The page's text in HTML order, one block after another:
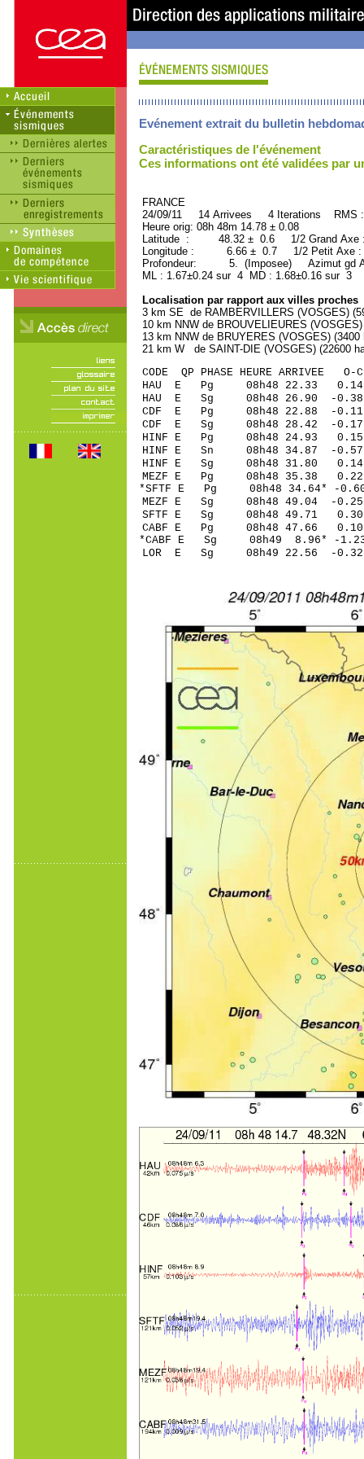
Evénement extrait du bulletin
Caractéristiques de l'événement
Ces informations ont été validées par
FRANCE ORID :
24/09/11 14 Arrivees 4 Iterations RMS
Heure orig: 08h 48m 14.78 ± 0.08
Latitude : 48.32 ± 0.6 1/2 Grand
Longitude : 6.66 ± 0.7 1/2 Petit Axe
Profondeur: 5. (Imposee) Azimut gd
ML : 1.67±0.24 sur 4 MD : 1.68±0.16 sur 3
Localisation par rapport aux villes proches
3 km SE de RAMBERVILLERS (VOSGES)
10 km NNW de BROUVELIEURES
13 km NNW de BRUYERES (VOSGES) (3400
21 km W de SAINT-DIE (VOSGES) (22600
CODE QP PHASE HEURE
HAU E Pg 08h48 22.33 0.14
HAU E Sg 08h48 26.90
CDF E Pg 08h48 22.88 -
CDF E Sg 08h48 28.42
HINF E Pg 08h48 24.93
HINF E Sn 08h48 34.87 -
HINF E Sg 08h48 31.80
MEZF E Pg 08h48 35.38 0.22
*SFTF E Pg 08h48 34.64* -
MEZF E Sg 08h48 49.04 -
SFTF E Sg 08h48 49.71
CABF E Pg 08h48 47.66 0.10
*CABF E Sg 08h49 8.96* -
LOR E Sg 08h49 22.56 -